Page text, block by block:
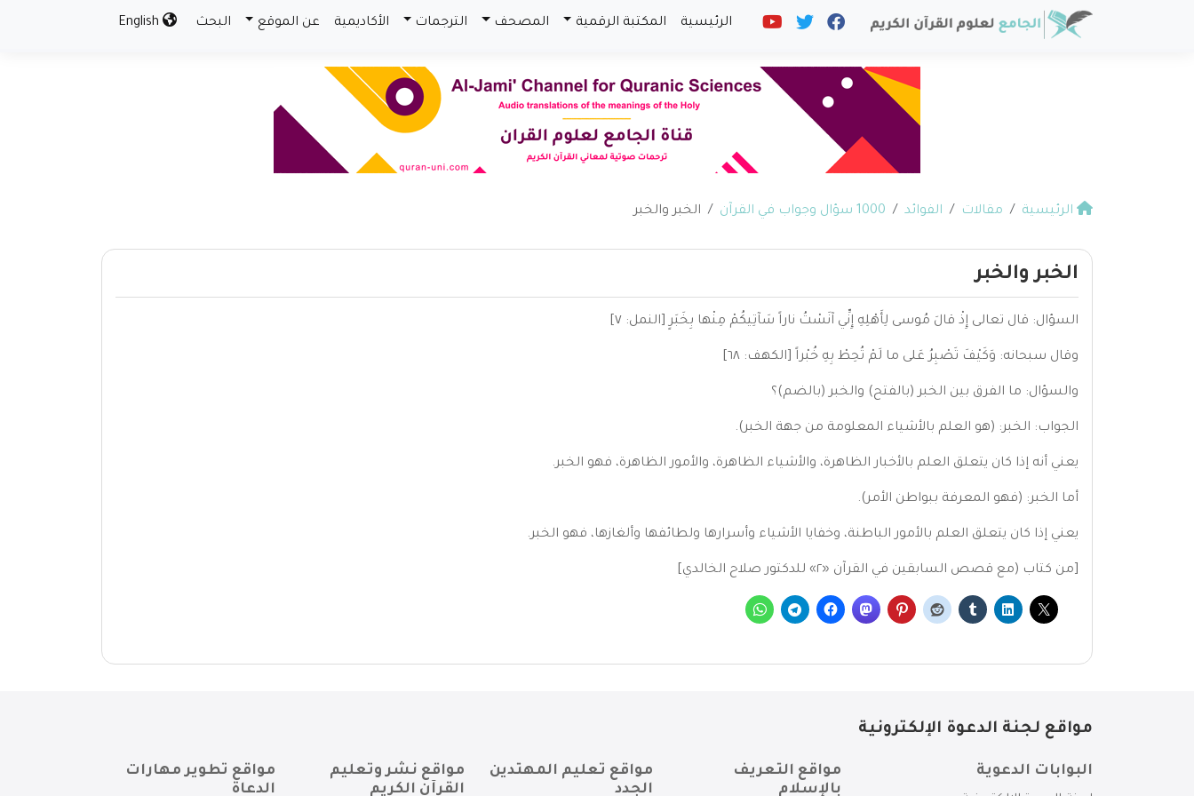
الرئيسية المكتبة الرقمية المصحف الترجمات الأكاديمية عن الموقع البحث
الرئيسية مقالات الفوائد 1000 سؤال وجواب في القرآن الخبر والخبر
الخبر والخبر
السؤال: قال تعالى إِذْ قالَ مُوسى لِأَهْلِهِ إِنِّي آنَسْتُ ناراً سَآتِيكُمْ مِنْها بِخَبَرٍ [النمل: ٧]
وقال سبحانه: وَكَيْفَ تَصْبِرُ عَلى ما لَمْ تُحِطْ بِهِ خُبْراً [الكهف: ٦٨]
والسؤال: ما الفرق بين الخبر (بالفتح) والخبر (بالضم)؟
الجواب: الخبر: (هو العلم بالأشياء المعلومة من جهة الخبر).
يعني أنه إذا كان يتعلق العلم بالأخبار الظاهرة، والأشياء الظاهرة، والأمور الظاهرة، فهو الخبر.
أما الخبر: (فهو المعرفة ببواطن الأمر).
يعني إذا كان يتعلق العلم بالأمور الباطنة، وخفايا الأشياء وأسرارها ولطائفها وألغازها، فهو الخبر.
[من كتاب (مع قصص السابقين في القرآن «٢» للدكتور صلاح الخالدي]
مواقع لجنة الدعوة الإلكترونية
البوابات الدعوية
مواقع التعريف
بالإسلام
مواقع تعليم المهتدين
الجدد
مواقع نشر وتعليم
القرآن الكريم
مواقع تطوير مهارات
الدعاة